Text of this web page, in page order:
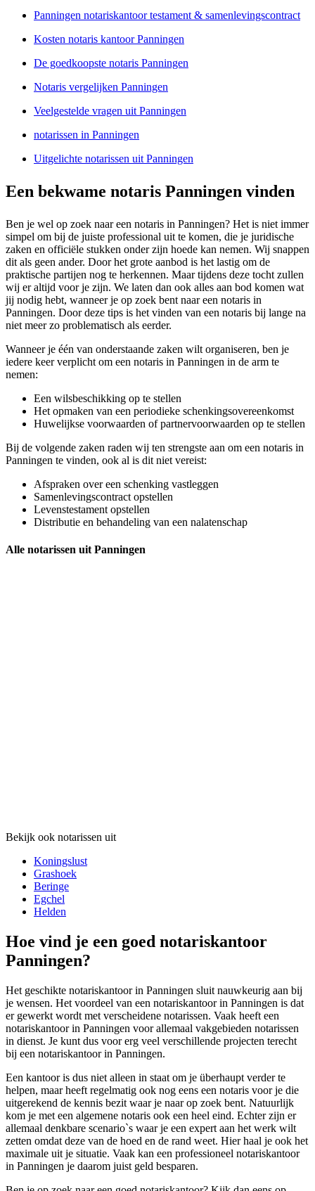
Panningen notariskantoor testament & samenlevingscontract
Kosten notaris kantoor Panningen
De goedkoopste notaris Panningen
Notaris vergelijken Panningen
Veelgestelde vragen uit Panningen
notarissen in Panningen
Uitgelichte notarissen uit Panningen
Een bekwame notaris Panningen vinden
Ben je wel op zoek naar een notaris in Panningen? Het is niet immer
simpel om bij de juiste professional uit te komen, die je juridische
zaken en officiële stukken onder zijn hoede kan nemen. Wij snappen
dit als geen ander. Door het grote aanbod is het lastig om de
praktische partijen nog te herkennen. Maar tijdens deze tocht zullen
wij er altijd voor je zijn. We laten dan ook alles aan bod komen wat
jij nodig hebt, wanneer je op zoek bent naar een notaris in
Panningen. Door deze tips is het vinden van een notaris bij lange na
niet meer zo problematisch als eerder.
Wanneer je één van onderstaande zaken wilt organiseren, ben je
iedere keer verplicht om een notaris in Panningen in de arm te
nemen:
Een wilsbeschikking op te stellen
Het opmaken van een periodieke schenkingsovereenkomst
Huwelijkse voorwaarden of partnervoorwaarden op te stellen
Bij de volgende zaken raden wij ten strengste aan om een notaris in
Panningen te vinden, ook al is dit niet vereist:
Afspraken over een schenking vastleggen
Samenlevingscontract opstellen
Levenstestament opstellen
Distributie en behandeling van een nalatenschap
Alle notarissen uit Panningen
Bekijk ook notarissen uit
Koningslust
Grashoek
Beringe
Egchel
Helden
Hoe vind je een goed notariskantoor
Panningen?
Het geschikte notariskantoor in Panningen sluit nauwkeurig aan bij
je wensen. Het voordeel van een notariskantoor in Panningen is dat
er gewerkt wordt met verscheidene notarissen. Vaak heeft een
notariskantoor in Panningen voor allemaal vakgebieden notarissen
in dienst. Je kunt dus voor erg veel verschillende projecten terecht
bij een notariskantoor in Panningen.
Een kantoor is dus niet alleen in staat om je überhaupt verder te
helpen, maar heeft regelmatig ook nog eens een notaris voor je die
uitgerekend de kennis bezit waar je naar op zoek bent. Natuurlijk
kom je met een algemene notaris ook een heel eind. Echter zijn er
allemaal denkbare scenario`s waar je een expert aan het werk wilt
zetten omdat deze van de hoed en de rand weet. Hier haal je ook het
maximale uit je situatie. Vaak kan een professioneel notariskantoor
in Panningen je daarom juist geld besparen.